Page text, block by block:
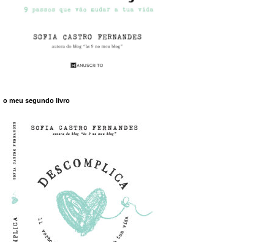
o meu segundo livro